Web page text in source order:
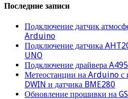
Последние записи
Подключение датчик
Arduino
Подключение датчика
UNO
Подключение драйвера
Метеостанции на Arduino с
DWIN и датчика BME280
Обновление прошивки на